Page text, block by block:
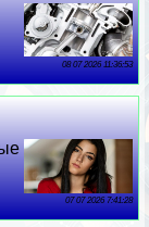
08 07 2026 11:36:53
07 07 2026 7:41:28